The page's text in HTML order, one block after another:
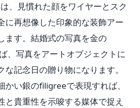
、見慣れた顔をワイヤーとスク
に再想像した印象的な装飾アー
ます。結婚式の写真を金の
、写真をアートオブジェクトに
記念日の贈り物になります。
かい銀のfiligreeで表現すれば、
と貴重性を示唆する媒体で捉え